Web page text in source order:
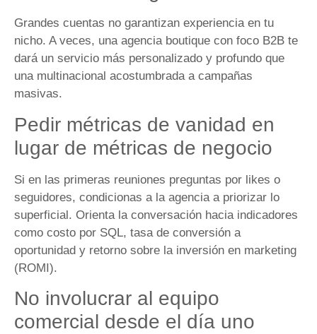
Grandes cuentas no garantizan experiencia en tu
nicho. A veces, una agencia boutique con foco B2B te
dará un servicio más personalizado y profundo que
una multinacional acostumbrada a campañas
masivas.
Pedir métricas de vanidad en
lugar de métricas de negocio
Si en las primeras reuniones preguntas por likes o
seguidores, condicionas a la agencia a priorizar lo
superficial. Orienta la conversación hacia indicadores
como costo por SQL, tasa de conversión a
oportunidad y retorno sobre la inversión en marketing
(ROMI).
No involucrar al equipo
comercial desde el día uno